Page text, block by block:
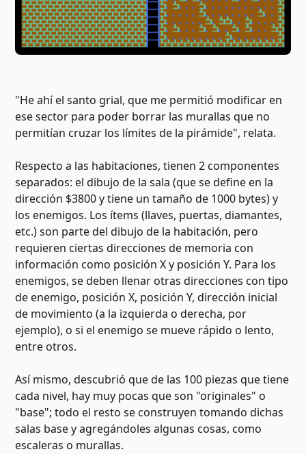
"He ahí el santo grial, que me permitió modificar en
ese sector para poder borrar las murallas que no
permitían cruzar los límites de la pirámide", relata.
Respecto a las habitaciones, tienen 2 componentes
separados: el dibujo de la sala (que se define en la
dirección $3800 y tiene un tamaño de 1000 bytes) y
los enemigos. Los ítems (llaves, puertas, diamantes,
etc.) son parte del dibujo de la habitación, pero
requieren ciertas direcciones de memoria con
información como posición X y posición Y. Para los
enemigos, se deben llenar otras direcciones con tipo
de enemigo, posición X, posición Y, dirección inicial
de movimiento (a la izquierda o derecha, por
ejemplo), o si el enemigo se mueve rápido o lento,
entre otros.
Así mismo, descubrió que de las 100 piezas que tiene
cada nivel, hay muy pocas que son "originales" o
"base"; todo el resto se construyen tomando dichas
salas base y agregándoles algunas cosas, como
escaleras o murallas.